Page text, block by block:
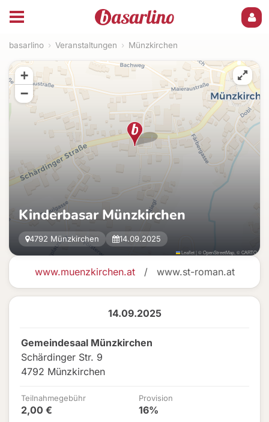
basarlino › Veranstaltungen › Münzkirchen
www.muenzkirchen.at/ www.st-roman.at
14.09.2025
Gemeindesaal Münzkirchen
Schärdinger Str. 9
4792 Münzkirchen
Teilnahmegebühr
2,00 €
Provision
16%
Kinderbasar Münzkirchen
4792 Münzkirchen 14.09.2025
+
−
Leaflet| ©OpenStreetMap , ©CARTO